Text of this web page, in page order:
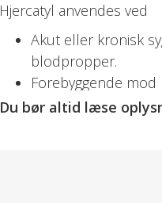
Hjercatyl anvendes ved
Akut eller kronisk
blodpropper.
Forebyggende
opløsning af
Du bør altid læse